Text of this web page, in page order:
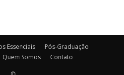
Essenciais
Pós-Graduação
Quem Somos Contato